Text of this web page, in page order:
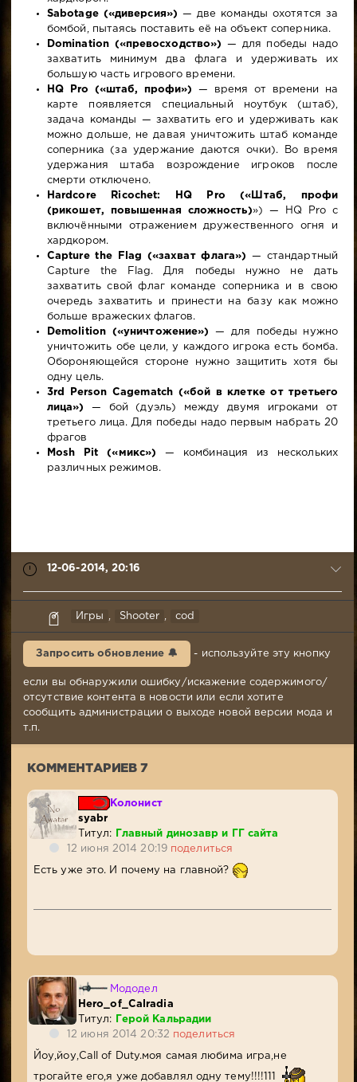
Sabotage («диверсия») — две команды охотятся за
бомбой, пытаясь поставить её на объект соперника.
Domination («превосходство»)
— для победы надо
захватить минимум два флага и удерживать их
большую часть игрового времени.
HQ Pro («штаб, профи»)
— время от времени на
карте появляется специальный ноутбук (штаб),
задача команды — захватить его и удерживать как
можно дольше, не давая уничтожить штаб команде
соперника (за удержание даются очки). Во время
удержания штаба возрождение игроков после
смерти отключено.
Hardcore Ricochet: HQ Pro («Штаб, профи
(рикошет, повышенная сложность)») — HQ Pro с
включёнными отражением дружественного огня и
хардкором.
Capture the Flag («захват флага») — стандартный
Capture the Flag. Для победы нужно не дать
захватить свой флаг команде соперника и в свою
очередь захватить и принести на базу как можно
больше вражеских флагов.
Demolition («уничтожение»)
— для победы нужно
уничтожить обе цели, у каждого игрока есть бомба.
Обороняющейся стороне нужно защитить хотя бы
одну цель.
3rd Person Cagematch («бой в клетке от третьего
лица»)— бой (дуэль) между двумя игроками от
третьего лица. Для победы надо первым набрать 20
фрагов
Mosh Pit («микс»)
— комбинация из нескольких
различных режимов.
12-06-2014, 20:16
Gut
12-
20:16
Комментариев:
7
Игры , Shooter , cod
Запросить обновление 🔔 - используйте эту кнопку
если вы обнаружили ошибку/искажение содержимого/
отсутствие контента в новости или если хотите
сообщить администрации о выходе новой версии мода и
т.п.
КОММЕНТАРИЕВ 7
Колонист
syabr
Титул:
Главный динозавр и ГГ сайта
12 июня 2014 20:19 поделиться
Есть уже это. И почему на главной?
Мододел
Hero_of_Calradia
Титул:
Герой Кальрадии
12 июня 2014 20:32 поделиться
Йоу,йоу,Call of Duty.моя самая любима игра,не
трогайте его,я уже добавлял одну тему!!!!111